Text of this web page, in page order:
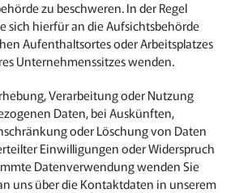
zu beschweren. In der Regel
sich hierfür an die Aufsichtsbehörde
Aufenthaltsortes oder Arbeitsplatzes
Unternehmenssitzes wenden.
Verarbeitung oder Nutzung
Daten, bei Auskünften,
oder Löschung von Daten
Einwilligungen oder Widerspruch
Datenverwendung wenden Sie
uns über die Kontaktdaten in unserem